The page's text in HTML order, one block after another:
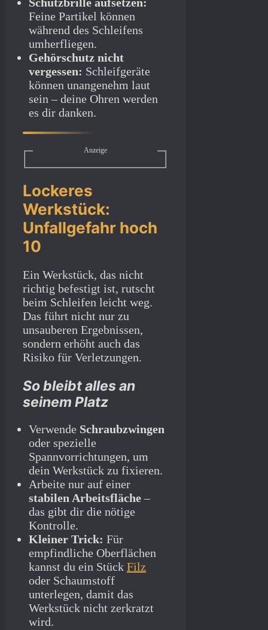
Schutzbrille aufsetzen:
Feine Partikel können
während des Schleifens
umherfliegen.
Gehörschutz nicht
vergessen: Schleifgeräte
können unangenehm laut
sein – deine Ohren werden
es dir danken.
Anzeige
Lockeres
Werkstück:
Unfallgefahr hoch
10
Ein Werkstück, das nicht
richtig befestigt ist, rutscht
beim Schleifen leicht weg.
Das führt nicht nur zu
unsauberen Ergebnissen,
sondern erhöht auch das
Risiko für Verletzungen.
So bleibt alles an
seinem Platz
Verwende Schraubzwingen
oder spezielle
Spannvorrichtungen, um
dein Werkstück zu fixieren.
Arbeite nur auf einer
stabilen Arbeitsfläche –
das gibt dir die nötige
Kontrolle.
Kleiner Trick: Für
empfindliche Oberflächen
kannst du ein Stück Filz
oder Schaumstoff
unterlegen, damit das
Werkstück nicht zerkratzt
wird.